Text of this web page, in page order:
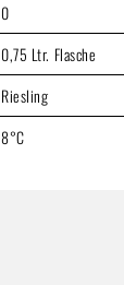
0
0,75 Ltr. Flasche
Riesling
8°C